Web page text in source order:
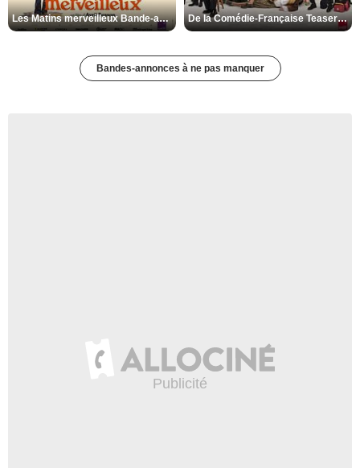
Les Matins merveilleux Bande-annonce VF De la Comédie-Française Teaser VF
Bandes-annonces à ne pas manquer